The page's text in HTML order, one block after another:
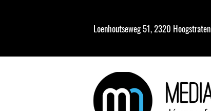
Loenhoutseweg 51, 2320 Hoogstraten